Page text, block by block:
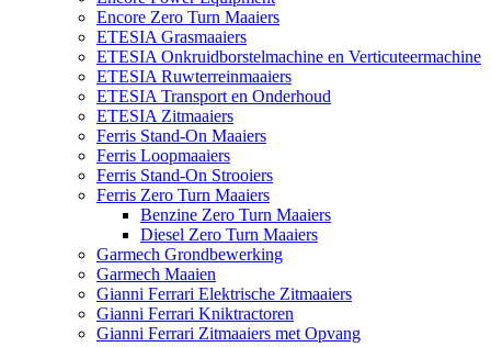
Encore Zero Turn Maaiers
ETESIA Grasmaaiers
ETESIA Onkruidborstelmachine en Verticuteermachine
ETESIA Ruwterreinmaaiers
ETESIA Transport en Onderhoud
ETESIA Zitmaaiers
Ferris Stand-On Maaiers
Ferris Loopmaaiers
Ferris Stand-On Strooiers
Ferris Zero Turn Maaiers
Benzine Zero Turn Maaiers
Diesel Zero Turn Maaiers
Garmech Grondbewerking
Garmech Maaien
Gianni Ferrari Elektrische Zitmaaiers
Gianni Ferrari Kniktractoren
Gianni Ferrari Zitmaaiers met Opvang